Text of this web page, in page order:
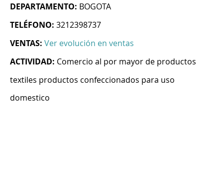
DEPARTAMENTO: BOGOTA
TELÉFONO: 3212398737
VENTAS: Ver evolución en ventas
ACTIVIDAD: Comercio al por mayor de productos
textiles productos confeccionados para uso
domestico